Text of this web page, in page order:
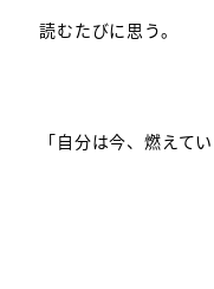
読むたびに思う。
「自分は今、燃えてい